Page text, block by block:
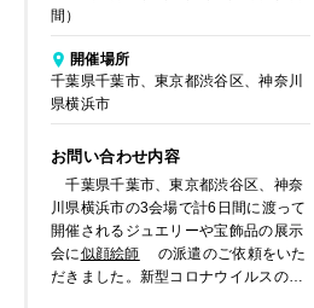
間）
開催場所
千葉県千葉市、東京都渋谷区、神奈川
県横浜市
お問い合わせ内容
千葉県千葉市、東京都渋谷区、神奈
川県横浜市の3会場で計6日間に渡って
開催されるジュエリーや宝飾品の展示
会に似顔絵師
の派遣のご依頼をいた
だきました。新型コロナウイルスの影